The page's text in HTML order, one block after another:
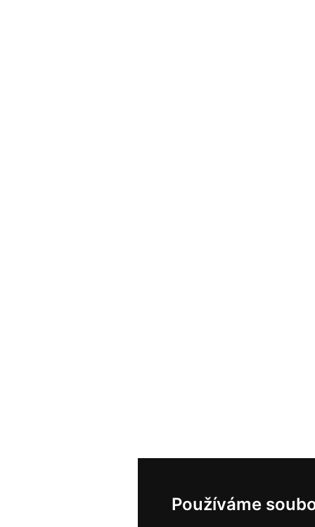
Používáme